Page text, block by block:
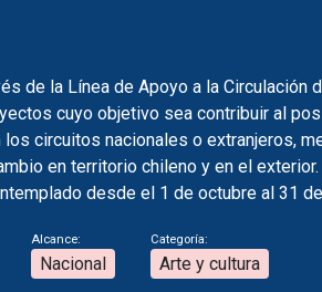
de la Línea de Apoyo a la Circulación
cuyo objetivo sea contribuir al
circuitos nacionales o extranjeros,
en territorio chileno y en el
desde el 1 de octubre al 31
Alcance:
Nacional
Categoría:
Arte y cultura